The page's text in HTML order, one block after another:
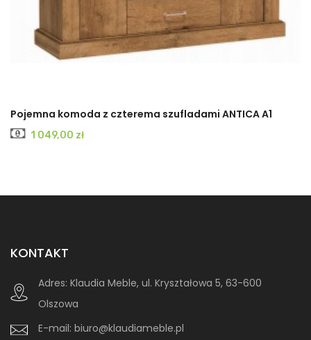
Zestaw mebli do sypialni łóżko szafa komoda XELO
Cena
5 529,00 zł
KONTAKT
Adres: Klaudia Meble, ul. Kryształowa 5, 63-600
Olszowa
E-mail: biuro@klaudiameble.pl